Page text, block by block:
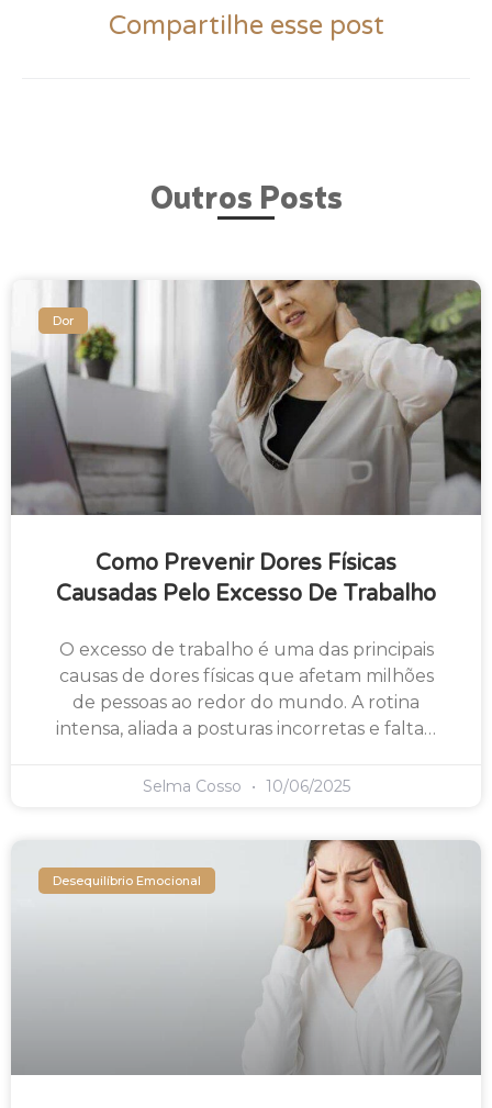
Compartilhe esse post
Outros Posts
Dor
Como Prevenir Dores Físicas
Causadas Pelo Excesso De Trabalho
O excesso de trabalho é uma das principais
causas de dores físicas que afetam milhões
de pessoas ao redor do mundo. A rotina
intensa, aliada a posturas incorretas e falta…
Selma Cosso 10/06/2025
Desequilíbrio Emocional